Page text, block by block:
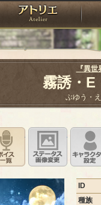
ーレット アト
『異
霧誘・E
ぶゆう・
ト一覧ボイス一覧 ステー
ID
種族